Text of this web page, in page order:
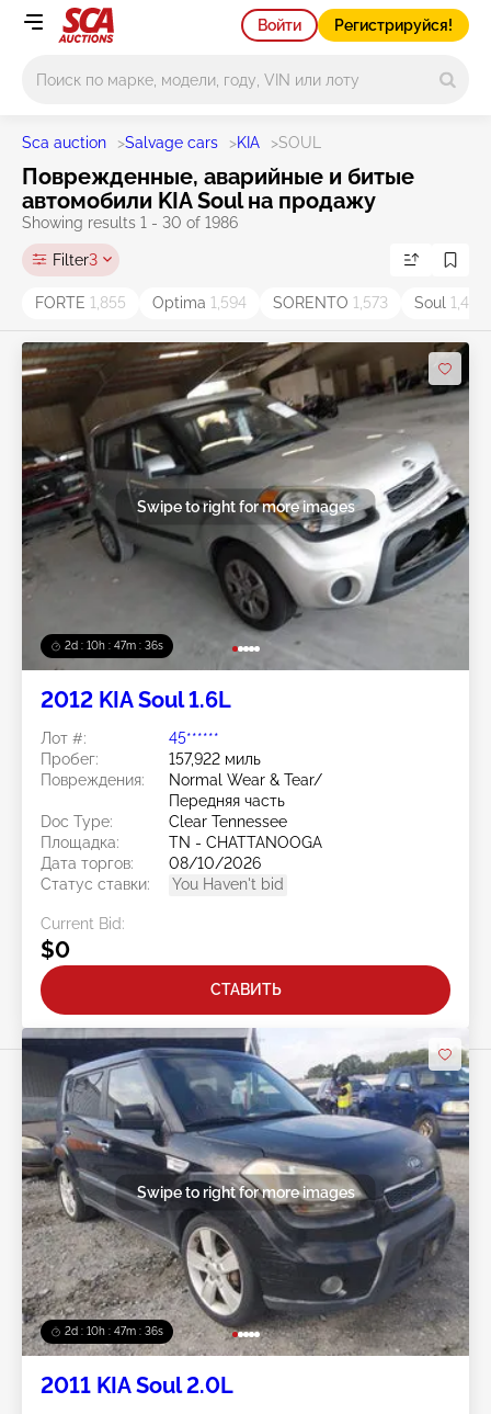
Войти Регистрируйся!
Sca auction >Salvage cars >KIA >SOUL
Поврежденные, аварийные и битые
автомобили KIA Soul на продажу
Showing results 1 - 30 of 1986
Filter3
FORTE 1,855 Optima 1,594 SORENTO 1,573 Soul 1,497
2d : 10h : 47m : 33s
Swipe to right for more images
2012 KIA Soul 1.6L
Лот #:
45******
Пробег:
157,922 миль
Повреждения:
Normal Wear & Tear/
Передняя часть
Doc Type:
Clear Tennessee
Площадка:
TN - CHATTANOOGA
Дата торгов:
08/10/2026
Статус ставки:
You Haven't bid
Current Bid:
$0
СТАВИТЬ
2d : 10h : 47m : 33s
Swipe to right for more images
2011 KIA Soul 2.0L